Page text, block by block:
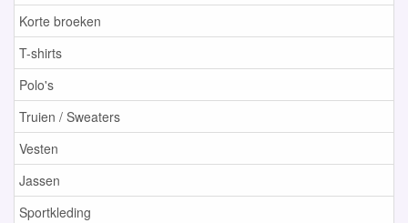
Korte broeken
T-shirts
Polo's
Truien / Sweaters
Vesten
Jassen
Sportkleding